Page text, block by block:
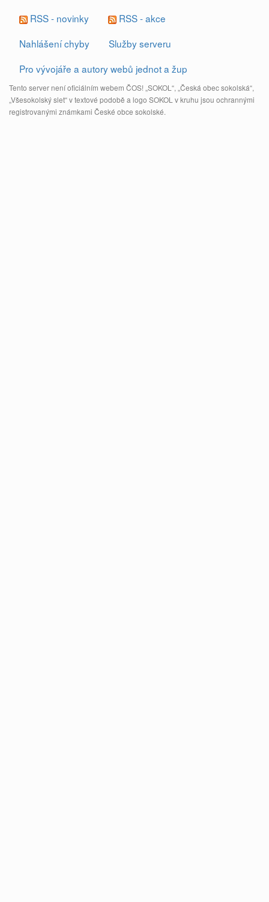
RSS - novinky
RSS - akce
Nahlášení chyby
Služby serveru
Pro vývojáře a autory webů jednot a žup
Tento server není oficiálním webem ČOS! „SOKOL“, „Česká obec sokolská“,
„Všesokolský slet“ v textové podobě a logo SOKOL v kruhu jsou ochrannými
registrovanými známkami České obce sokolské.